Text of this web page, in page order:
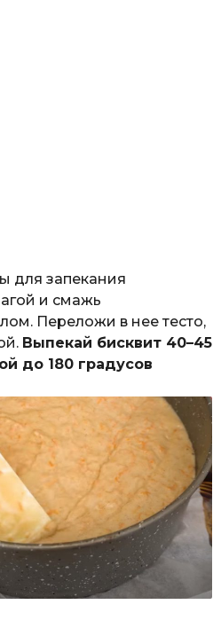
для запекания
и смажь
Переложи в нее тесто,
Выпекай бисквит 40–45
до 180 градусов